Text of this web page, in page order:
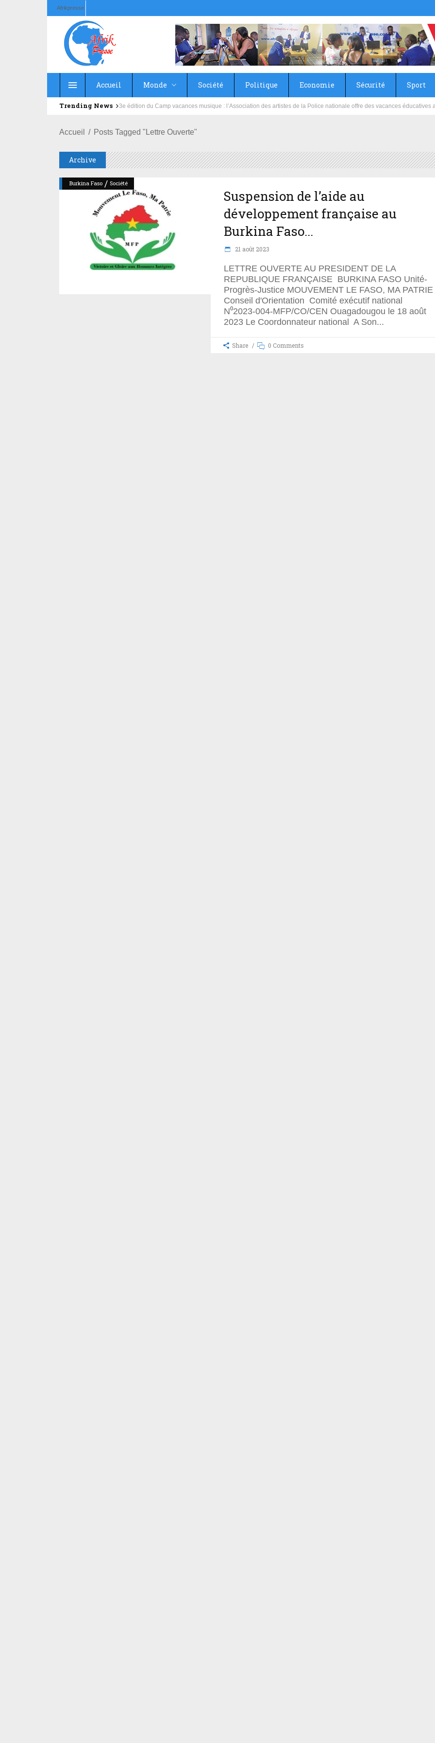
Afrikpresse
Accueil Monde Société Politique Economie Sécurité Sport
Trending News Education : la fédération de la Russie rénove les écoles primaire et collège du Camp Général Aboubacar Sangoulé
Accueil Posts Tagged "Lettre Ouverte"
Archive
Burkina Faso / Société
Suspension de l’aide au
développement française au
Burkina Faso...
21 août 2023
LETTRE OUVERTE AU PRESIDENT DE LA
REPUBLIQUE FRANÇAISE BURKINA FASO Unité-
Progrès-Justice MOUVEMENT LE FASO, MA
Conseil d'Orientation Comité exécutif national
N⁰2023-004-MFP/CO/CEN Ouagadougou le 18 août
2023 Le Coordonnateur national A Son
Share 0 Comments